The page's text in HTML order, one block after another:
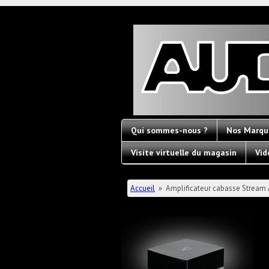
Fornallaz
Qui sommes-nous ? Nos
Visite virtuelle du magasin
Vous êtes ici
Accueil » Amplificateur cabasse Stream